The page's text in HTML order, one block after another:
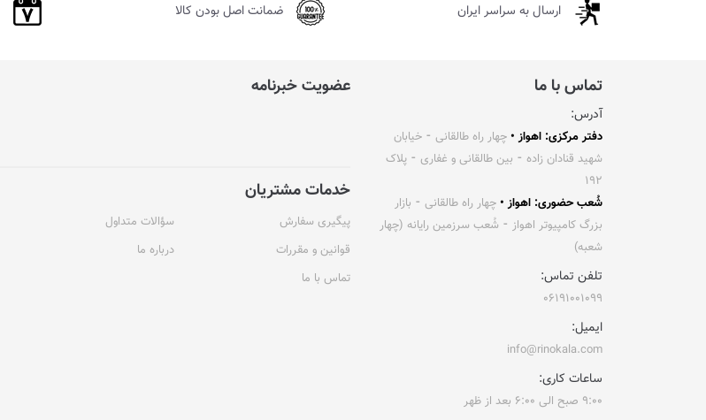
ارسال به سراسر ایران ضمانت اصل بودن کالا
تماس با ما
آدرس:
دفتر مرکزی: اهواز • چهار راه طالقانی ⁃ خیابان
شهید قنادان زاده ⁃ بین طالقانی و غفاری ⁃ پلاک
۱۹۲
شُعب حضوری: اهواز • چهار راه طالقانی ⁃ بازار
بزرگ کامپیوتر اهواز ⁃ شُعب سرزمین رایانه (چهار
شعبه)
تلفن تماس:
۰۶۱۹۱۰۰۱۰۹۹
ایمیل:
info@rinokala.com
ساعات کاری:
۹:۰۰ صبح الی ۶:۰۰ بعد از ظهر
عضویت خبرنامه
خدمات مشتریان
پیگیری سفارش
سؤالات متداول
قوانین و مقررات
درباره ما
تماس با ما